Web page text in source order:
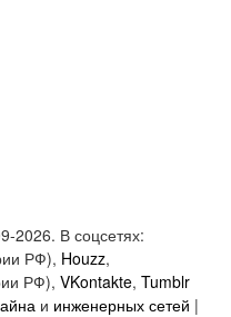
2026. В соцсетях:
РФ), Houzz,
РФ), VKontakte, Tumblr
и инженерных сетей |